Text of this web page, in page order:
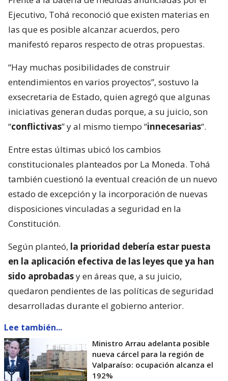
Ejecutivo, Tohá reconoció que existen materias en
las que es posible alcanzar acuerdos, pero
manifestó reparos respecto de otras propuestas.
“Hay muchas posibilidades de construir
entendimientos en varios proyectos”, sostuvo la
exsecretaria de Estado, quien agregó que algunas
iniciativas generan dudas porque, a su juicio, son
“conflictivas” y al mismo tiempo “innecesarias“.
Entre estas últimas ubicó los cambios
constitucionales planteados por La Moneda. Tohá
también cuestionó la eventual creación de un nuevo
estado de excepción y la incorporación de nuevas
disposiciones vinculadas a seguridad en la
Constitución.
Según planteó, la prioridad debería estar puesta
en la aplicación efectiva de las leyes que ya han
sido aprobadasy en áreas que, a su juicio,
quedaron pendientes de las políticas de seguridad
desarrolladas durante el gobierno anterior.
Lee también...
Ministro Arrau adelanta posible
nueva cárcel para la región de
Valparaíso: ocupación alcanza el
192%